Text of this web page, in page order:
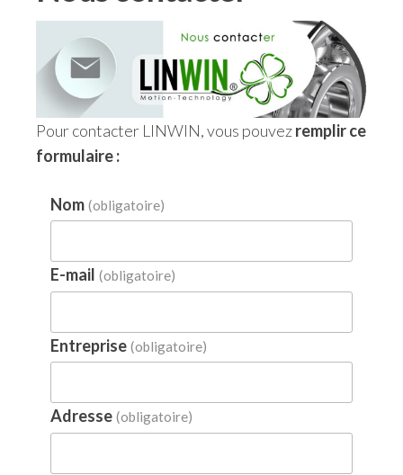
Pour contacter LINWIN, vous pouvezremplir ce
formulaire :
Nom (obligatoire)
E-mail (obligatoire)
Entreprise (obligatoire)
Adresse (obligatoire)